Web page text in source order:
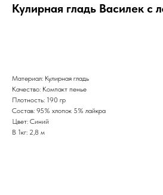
Кулирная гладь Василек с
Материал: Кулирная гладь
Качество: Компакт пенье
Плотность: 190 гр
Состав: 95% хлопок 5% лайкра
Цвет: Синий
В 1кг: 2,8 м